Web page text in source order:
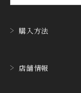
購入方法
店舗情報